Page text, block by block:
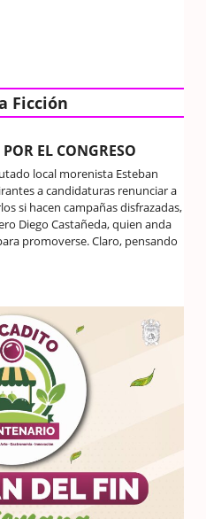
Ficción
EL CONGRESO
local morenista Esteban
a candidaturas renunciar a
si hacen campañas disfrazadas,
Diego Castañeda, quien anda
promoverse. Claro, pensando